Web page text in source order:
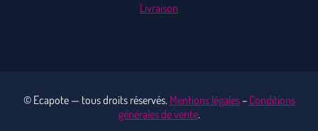
Livraison
© Ecapote — tous droits réservés. Mentions légales– Conditions
générales de vente.